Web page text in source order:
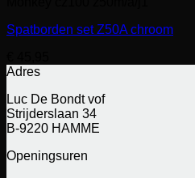
Spatborden set Z50A chroom
Adres
Luc De Bondt vof
Strijderslaan 34
B-9220 HAMME
Openingsuren